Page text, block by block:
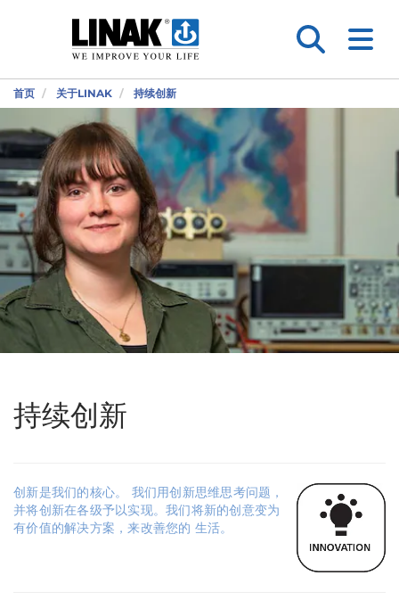
首页 关于LINAK 持续创新
持续创新
创新是我们的核心。 我们用创新思维思考问题，
并将创新在各级予以实现。我们将新的创意变为
有价值的解决方案，来改善您的 生活。